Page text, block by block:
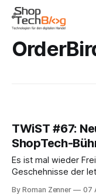
TWiST #67:
ShopTech-
Es ist mal wieder
Geschehnisse der
By Roman Zenner 07